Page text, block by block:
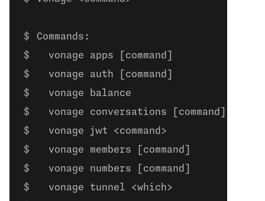
Commands:
vonage apps [command]
vonage auth [command]
vonage balance
vonage conversations [command]
vonage jwt <command>
vonage members [command]
vonage numbers [command]
vonage tunnel <which>